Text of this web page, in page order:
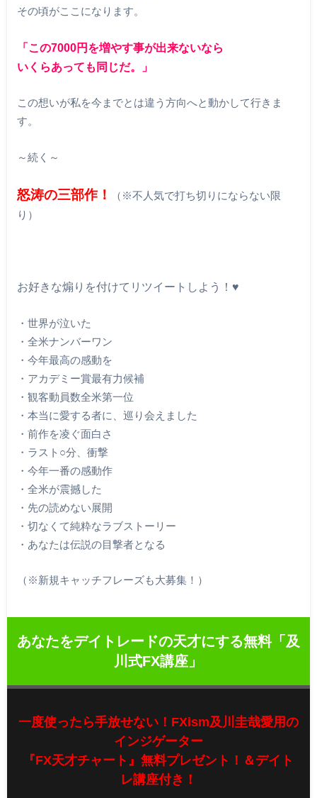
その頃がここになります。
「この7000円を増やす事が出来ないなら
いくらあっても同じだ。」
この想いが私を今までとは違う方向へと動かして行きま
す。
～続く～
怒涛の三部作！ （※不人気で打ち切りにならない限
り）
お好きな煽りを付けてリツイートしよう！♥
・世界が泣いた
・全米ナンバーワン
・今年最高の感動を
・アカデミー賞最有力候補
・観客動員数全米第一位
・本当に愛する者に、巡り会えました
・前作を凌ぐ面白さ
・ラスト○分、衝撃
・今年一番の感動作
・全米が震撼した
・先の読めない展開
・切なくて純粋なラブストーリー
・あなたは伝説の目撃者となる
（※新規キャッチフレーズも大募集！）
あなたをデイトレードの天才にする無料「及
川式FX講座」
一度使ったら手放せない！FXism及川圭哉愛用の
インジゲーター
『FX天才チャート』無料プレゼント！＆デイト
レ講座付き！